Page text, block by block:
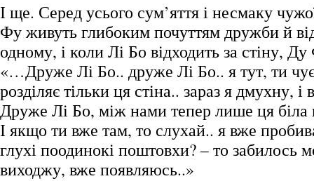
І ще. Серед усього сум’яття і несмаку
Фу живуть глибоким почуттям дружби й
одному, і коли Лі Бо відходить за стіну,
«…Друже Лі Бо.. друже Лі Бо.. я тут, ти
розділяє тільки ця стіна.. зараз я дмухну, і
Друже Лі Бо, між нами тепер лише ця біла
І якщо ти вже там, то слухай.. я вже
глухі поодинокі поштовхи? – то забилось
виходжу, вже появляюсь..»